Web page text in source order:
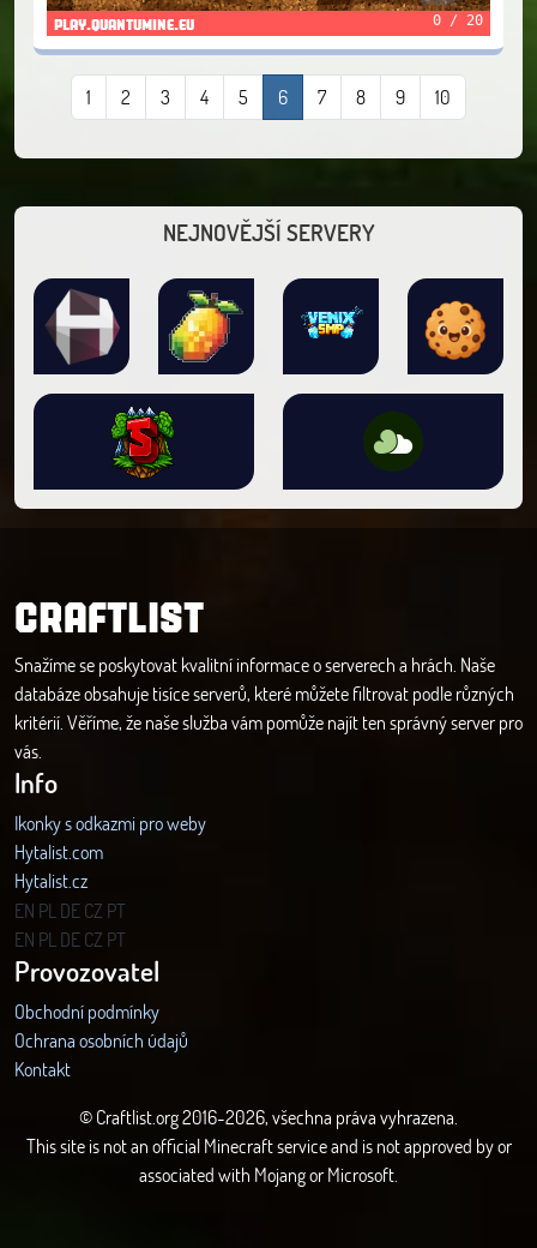
play.quantumine.eu 0 / 20
1 2 3 4 5 6 7 8 9 10
NEJNOVĚJŠÍ SERVERY
CRAFTLIST
Snažíme se poskytovat kvalitní informace o serverech a hrách. Naše
databáze obsahuje tisíce serverů, které můžete filtrovat podle různých
kritérií. Věříme, že naše služba vám pomůže najít ten správný server pro
vás.
Info
Ikonky s odkazmi pro weby
Hytalist.com
Hytalist.cz
Hytamods.org
EN PL DECZ PT
EN PL DECZ PT
Provozovatel
Obchodní podmínky
Ochrana osobních údajů
Kontakt
© Craftlist.org 2016-2026, všechna práva vyhrazena.
This site is not an official Minecraft service and is not approved by or
associated with Mojang or Microsoft.